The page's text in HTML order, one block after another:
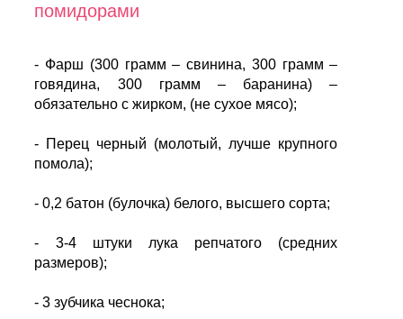
помидорами
- Фарш (300 грамм – свинина, 300 грамм –
говядина, 300 грамм – баранина) –
обязательно с жирком, (не сухое мясо);
- Перец черный (молотый, лучше крупного
помола);
- 0,2 батон (булочка) белого, высшего сорта;
- 3-4 штуки лука репчатого (средних
размеров);
- 3 зубчика чеснока;